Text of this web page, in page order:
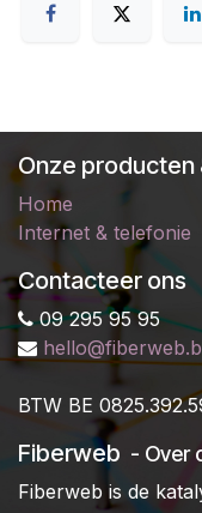
Onze producten
Home
Internet & telefonie
Contacteer ons
09 295 95 95
BTW BE
Fiberweb - Over
Fiberweb is de